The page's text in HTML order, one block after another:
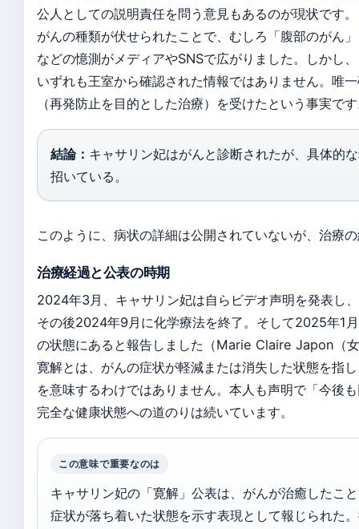
公人としての説明責任を問う意見もあるのが現状です。
がんの種類が伏せられたことで、むしろ「腹部のがん
などの憶測がメディアやSNSで広がりました。しかし、
いずれも王室から確認された情報ではありません。唯
（再発防止を目的とした治療）を受けたという事実で
結論： キャサリン妃はがんと診断されたが、具体的
招いている。
このように、病状の詳細は公開されていないが、治療
治療経過と公表の時期
2024年3月、キャサリン妃は自らビデオ声明を発表し
その後2024年9月に化学療法を終了。そして2025年1
の状態にあると報告しました（Marie Claire Japon（
寛解とは、がんの症状が軽減または消失した状態を指
を意味するわけではありません。本人も声明で「今後
完全な健康状態への道のりは続いています。
この意味で重要なのは
キャサリン妃の「寛解」公表は、がんが治癒したこ
症状が落ち着いた状態を示す表現として報じられた